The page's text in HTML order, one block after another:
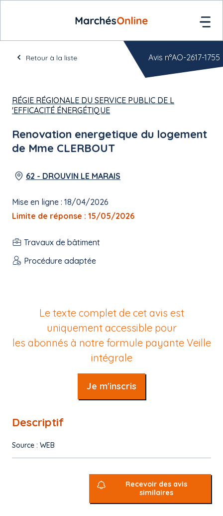
Retour à la liste
RÉGIE RÉGIONALE DU SERVICE PUBLIC DE L
'EFFICACITÉ ÉNERGÉTIQUE
Renovation energetique du logement
de Mme CLERBOUT
62 - DROUVIN LE MARAIS
Mise en ligne : 18/04/2026
Limite de réponse : 15/05/2026
Travaux de bâtiment
Procédure adaptée
Avis n°AO-2617-1755
Le texte complet de cet avis est
uniquement accessible pour
les abonnés à notre formule payante Veille
intégrale
Je m'inscris
Descriptif
Source : WEB
Recevoir des avis
similaires